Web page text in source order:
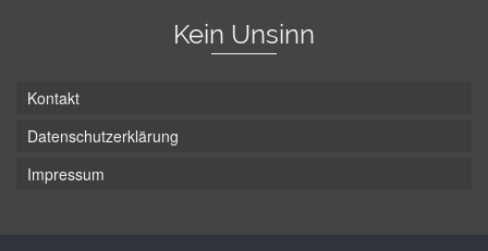
Kein Unsinn
Kontakt
Datenschutzerklärung
Impressum